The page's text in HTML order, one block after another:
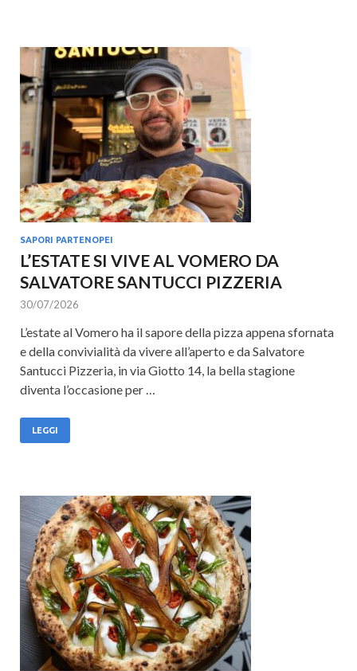
SAPORI PARTENOPEI
L’ESTATE SI VIVE AL VOMERO DA
SALVATORE SANTUCCI PIZZERIA
30/07/2026
L’estate al Vomero ha il sapore della pizza appena sfornata
e della convivialità da vivere all’aperto e da Salvatore
Santucci Pizzeria, in via Giotto 14, la bella stagione
diventa l’occasione per …
LEGGI